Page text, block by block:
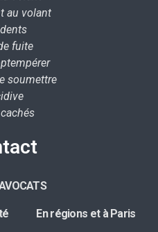
au volant
fuite
soumettre
En régions et à Paris